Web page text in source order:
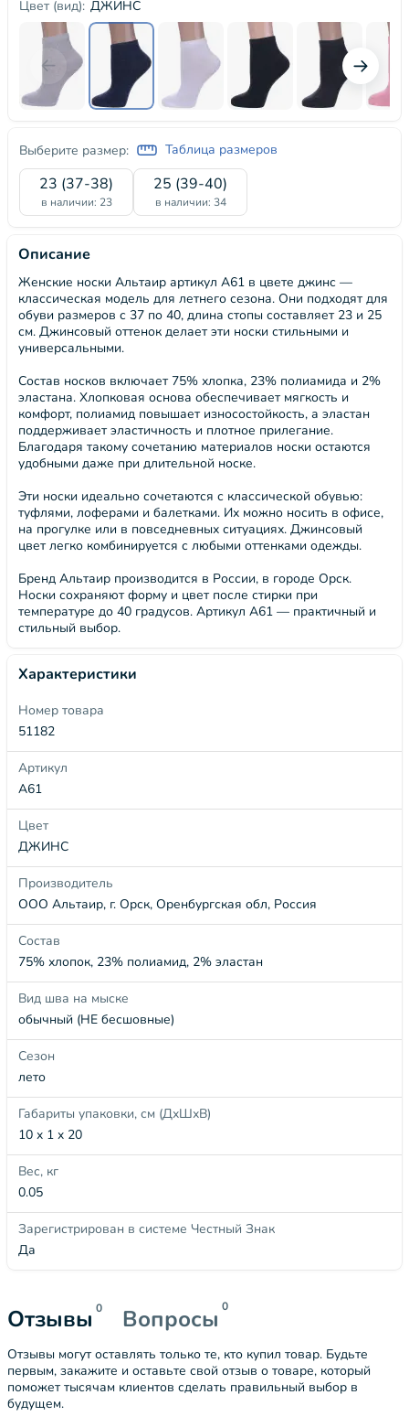
Цвет (вид): ДЖИНС
Выберите размер: Таблица размеров
23 (37-38)
в наличии: 23
25 (39-40)
в наличии: 34
Описание
Женские носки Альтаир артикул А61 в цвете джинс —
классическая модель для летнего сезона. Они подходят для
обуви размеров с 37 по 40, длина стопы составляет 23 и 25
см. Джинсовый оттенок делает эти носки стильными и
универсальными.
Состав носков включает 75% хлопка, 23% полиамида и 2%
эластана. Хлопковая основа обеспечивает мягкость и
комфорт, полиамид повышает износостойкость, а эластан
поддерживает эластичность и плотное прилегание.
Благодаря такому сочетанию материалов носки остаются
удобными даже при длительной носке.
Эти носки идеально сочетаются с классической обувью:
туфлями, лоферами и балетками. Их можно носить в офисе,
на прогулке или в повседневных ситуациях. Джинсовый
цвет легко комбинируется с любыми оттенками одежды.
Бренд Альтаир производится в России, в городе Орск.
Носки сохраняют форму и цвет после стирки при
температуре до 40 градусов. Артикул А61 — практичный и
стильный выбор.
Характеристики
Номер товара
51182
Артикул
А61
Цвет
ДЖИНС
Производитель
ООО Альтаир, г. Орск, Оренбургская обл, Россия
Состав
75% хлопок, 23% полиамид, 2% эластан
Вид шва на мыске
обычный (НЕ бесшовные)
Сезон
лето
Габариты упаковки, см (ДхШхВ)
10 x 1 x 20
Вес, кг
0.05
Зарегистрирован в системе Честный Знак
Да
Отзывы 0 Вопросы 0
Отзывы могут оставлять только те, кто купил товар. Будьте
первым, закажите и оставьте свой отзыв о товаре, который
поможет тысячам клиентов сделать правильный выбор в
будущем.